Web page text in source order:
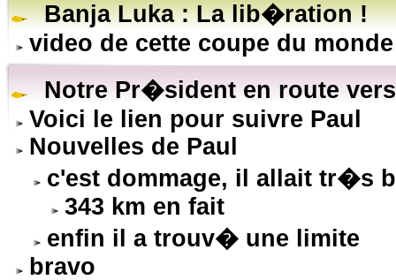
Banja Luka : La lib�ration !
video de cette coupe du monde
Notre Pr�sident en route
Voici le lien pour suivre Paul
Nouvelles de Paul
c'est dommage, il allait tr�s
343 km en fait
enfin il a trouv� une limite
bravo